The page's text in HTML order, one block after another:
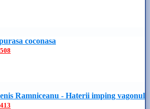
coconasa
Ramniceanu - Haterii imping vagonul